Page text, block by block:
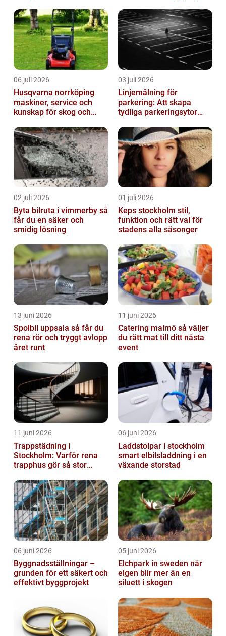
06 juli 2026
Husqvarna norrköping
maskiner, service och
kunskap för skog och
03 juli 2026
Linjemålning för
parkering: Att skapa
tydliga parkeringsytor
parkeringslinjer
02 juli 2026
Byta bilruta i vimmerby så
får du en säker och
smidig lösning
01 juli 2026
Keps stockholm stil,
funktion och rätt val för
stadens alla säsonger
13 juni 2026
Spolbil uppsala så får du
rena rör och tryggt avlopp
året runt
11 juni 2026
Catering malmö så väljer
du rätt mat till ditt nästa
event
11 juni 2026
Trappstädning i
Stockholm: Varför rena
trapphus gör så stor
06 juni 2026
Laddstolpar i stockholm
smart elbilsladdning i en
växande storstad
06 juni 2026
Byggnadsställningar –
grunden för ett säkert och
effektivt byggprojekt
05 juni 2026
Elchpark in sweden när
elgen blir mer än en
siluett i skogen